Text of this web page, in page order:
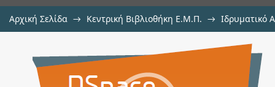
Αρχική Σελίδα → Κεντρική Βιβλιοθήκη Ε.Μ.Π. → Ιδρυματικό
Μελέτη εισπίεσης CO2 και
πετρελαίου